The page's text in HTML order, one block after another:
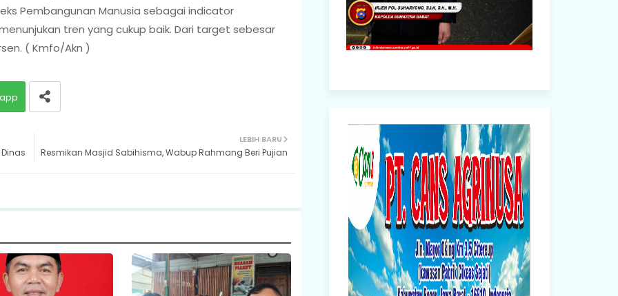
Pembangunan Manusia sebagai indicator
tren yang cukup baik. Dari target sebesar
( Kmfo/Akn )
LEBIH BARU
Resmikan Masjid Sabihisma, Wabup Rahmang Beri Pujian